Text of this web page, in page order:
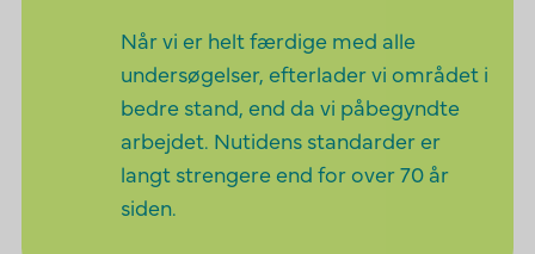
Når vi er helt færdige med alle
undersøgelser, efterlader vi området i
bedre stand, end da vi påbegyndte
arbejdet. Nutidens standarder er
langt strengere end for over 70 år
siden.